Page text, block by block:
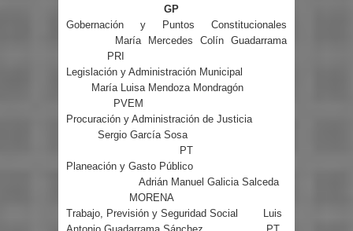
GP
Gobernación y Puntos Constitucionales
María Mercedes Colín Guadarrama
PRI
Legislación y Administración Municipal
María Luisa Mendoza Mondragón
PVEM
Procuración y Administración de Justicia
Sergio García Sosa
PT
Planeación y Gasto Público
Adrián Manuel Galicia Salceda
MORENA
Trabajo, Previsión y Seguridad Social
Luis